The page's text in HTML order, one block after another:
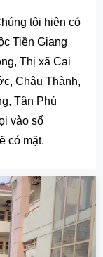
tôi hiện có
Tiền Giang
Thị xã Cai
Châu Thành,
Tân Phú
vào số
có mặt.